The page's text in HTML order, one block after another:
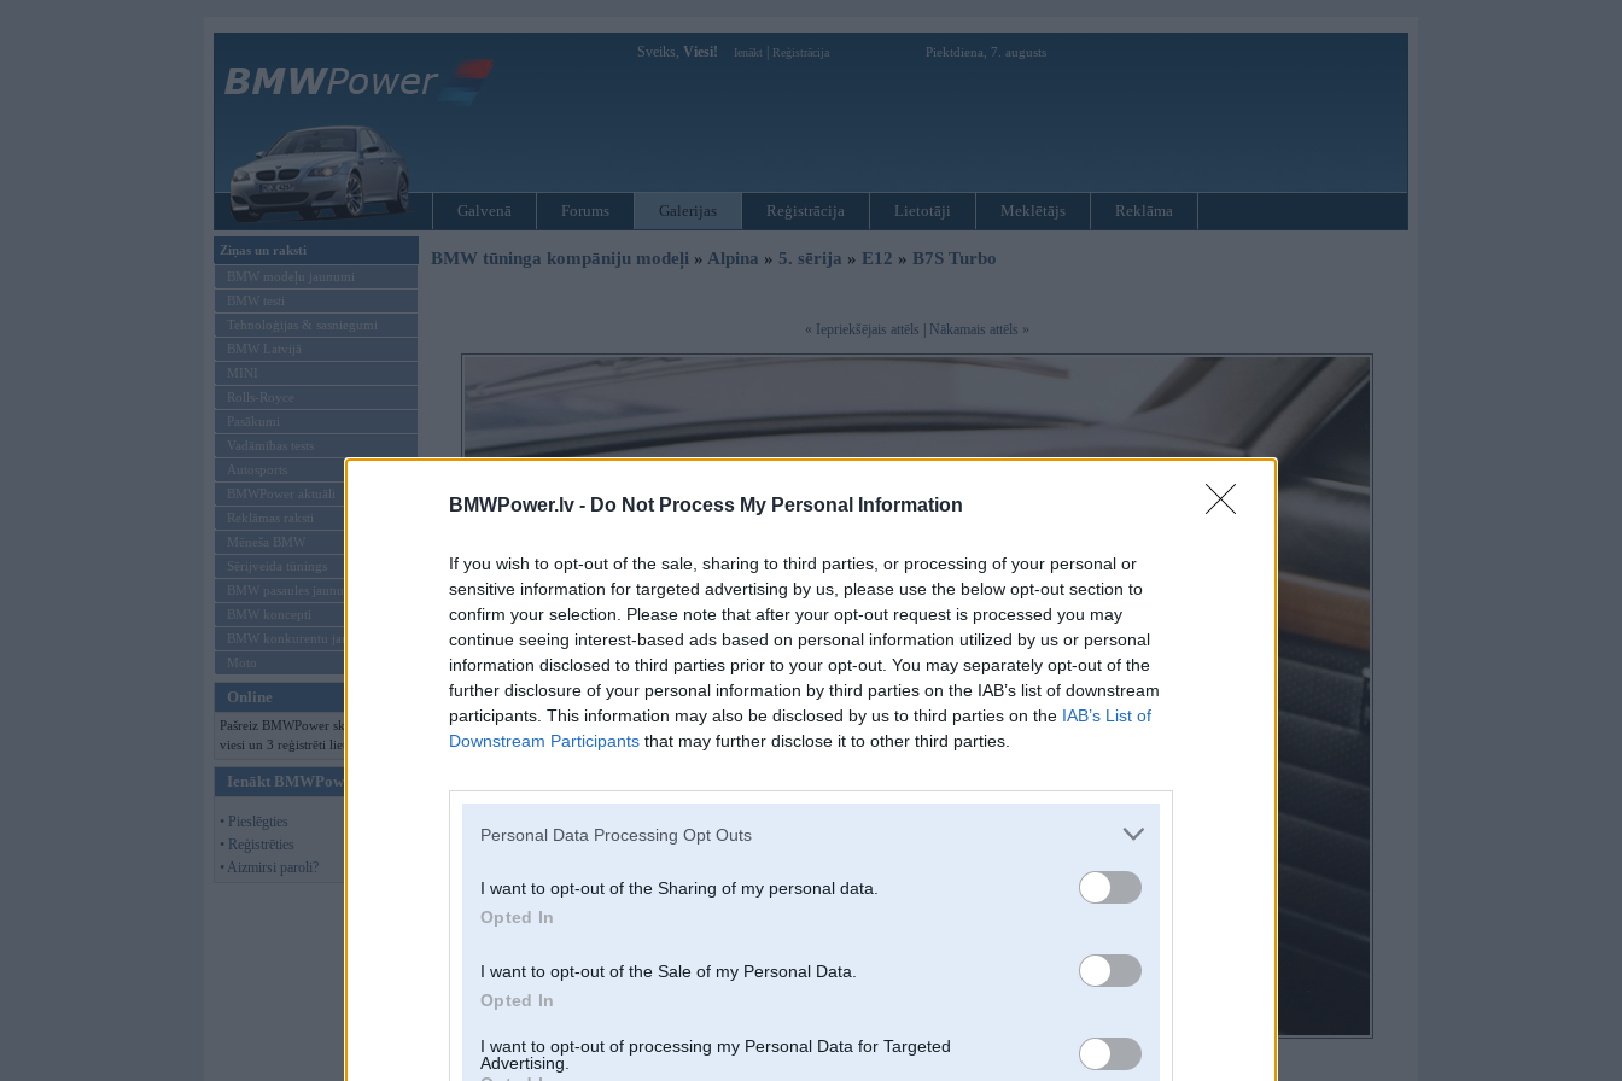
BMWPower.lv - Do Not Process My Personal Information
If you wish to opt-out of the sale, sharing to third parties, or processing of your personal or
sensitive information for targeted advertising by us, please use the below opt-out section to
confirm your selection. Please note that after your opt-out request is processed you may
continue seeing interest-based ads based on personal information utilized by us or personal
information disclosed to third parties prior to your opt-out. You may separately opt-out of the
further disclosure of your personal information by third parties on the IAB’s list of downstream
participants. This information may also be disclosed by us to third parties on the IAB’s List of
Downstream Participants that may further disclose it to other third parties.
Personal Data Processing Opt Outs
I want to opt-out of the Sharing of my personal data.
Opted In
I want to opt-out of the Sale of my Personal Data.
Opted In
I want to opt-out of processing my Personal Data for Targeted
Advertising.
Sveiks, Viesi! Ienākt Reģistrācija Piektdiena, 7. augusts
Galvenā Forums Galerijas Reģistrācija Lietotāji Meklētājs Reklāma
Ziņas un raksti
BMW modeļu jaunumi
BMW testi
Tehnoloģijas & sasniegumi
BMW Latvijā
MINI
Rolls-Royce
Pasākumi
Vadāmības tests
Autosports
BMWPower aktuāli
Reklāmas raksti
Mēneša BMW
Sērijveida tūnings
BMW pasaules jaunumi
BMW koncepti
BMW konkurentu jaunumi
Moto
Online
Pašreiz BMWPower skatās 145
viesi un 3 reģistrēti lietotāji.
Ienākt BMWPower
• Pieslēgties
• Reģistrēties
• Aizmirsi paroli?
BMW tūninga kompāniju modeļi » Alpina » 5. sērija » E12 » B7S Turbo
« Iepriekšējais attēls Nākamais attēls »